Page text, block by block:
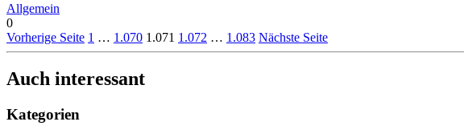
Allgemein
0
Vorherige Seite 1 … 1.070 1.071 1.072 … 1.083 Nächste Seite
Auch interessant
Kategorien